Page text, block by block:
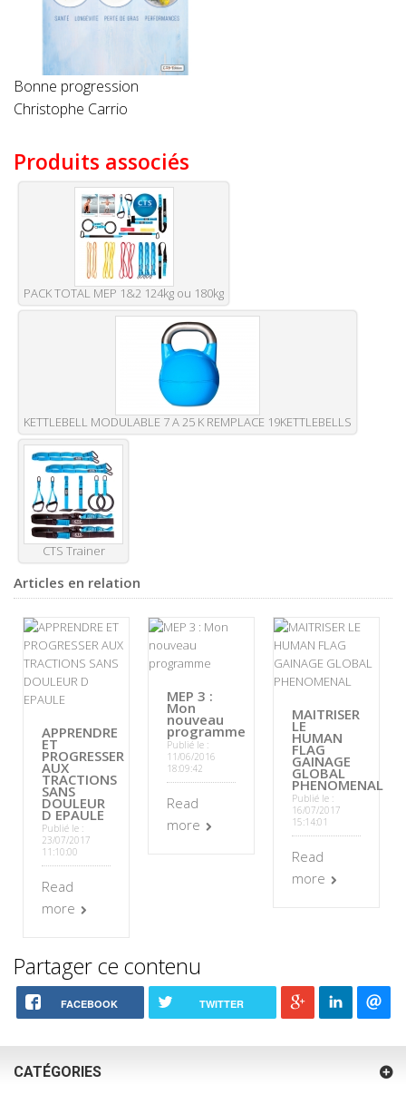
Bonne progression
Christophe Carrio
Produits associés
PACK TOTAL MEP 1&2 124kg ou 180kg
KETTLEBELL MODULABLE 7 A 25 K REMPLACE 19KETTLEBELLS
CTS Trainer
Articles en relation
APPRENDRE
ET
PROGRESSER
AUX
TRACTIONS
SANS
DOULEUR
D EPAULE
Publié le :
23/07/2017
11:10:00
Read
more
MEP 3 :
Mon
nouveau
programme
Publié le :
11/06/2016
18:09:42
Read
more
MAITRISER
LE
HUMAN
FLAG
GAINAGE
GLOBAL
PHENOMENAL
Publié le :
16/07/2017
15:14:01
Read
more
Partager ce contenu
FACEBOOK TWITTER
CATÉGORIES